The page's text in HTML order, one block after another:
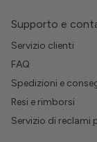
Supporto e
Servizio clienti
FAQ
Spedizioni e
Resi e rimborsi
Servizio di reclami